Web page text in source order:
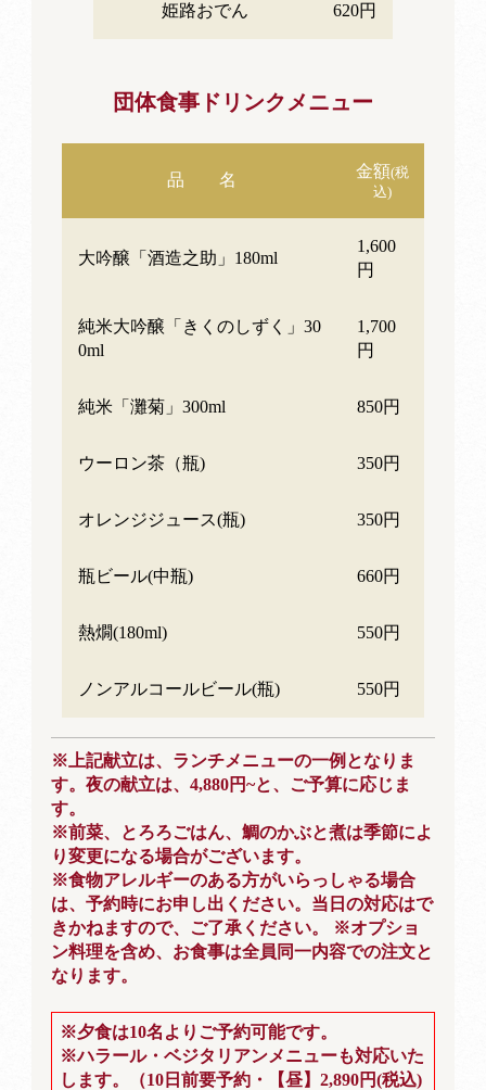
姫路おでん 620円
団体食事ドリンクメニュー
品 名 金額(税
込)
大吟醸「酒造之助」180ml
1,600
円
純米大吟醸「きくのしずく」30
0ml
1,700
円
純米「灘菊」300ml 850円
ウーロン茶（瓶) 350円
オレンジジュース(瓶) 350円
瓶ビール(中瓶) 660円
熱燗(180ml) 550円
ノンアルコールビール(瓶) 550円
※上記献立は、ランチメニューの一例となりま
す。夜の献立は、4,880円~と、ご予算に応じま
す。
※前菜、とろろごはん、鯛のかぶと煮は季節によ
り変更になる場合がございます。
※食物アレルギーのある方がいらっしゃる場合
は、予約時にお申し出ください。当日の対応はで
きかねますので、ご了承ください。 ※オプショ
ン料理を含め、お食事は全員同一内容での注文と
なります。
※夕食は10名よりご予約可能です。
※ハラール・ベジタリアンメニューも対応いた
します。（10日前要予約・【昼】2,890円(税込)